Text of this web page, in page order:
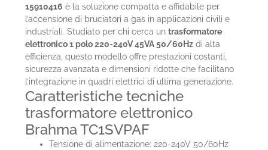
15910416 è la soluzione compatta e affidabile per
l’accensione di bruciatori a gas in applicazioni civili e
industriali. Studiato per chi cerca untrasformatore
elettronico 1 polo 220-240V 45VA 50/60Hz di alta
efficienza, questo modello offre prestazioni costanti,
sicurezza avanzata e dimensioni ridotte che facilitano
l’integrazione in quadri elettrici di ultima generazione.
Caratteristiche tecniche
trasformatore elettronico
Brahma TC1SVPAF
Tensione di alimentazione: 220-240V 50/60Hz